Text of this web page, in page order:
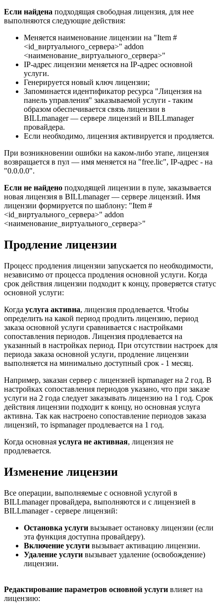
Если найдена подходящая свободная лицензия, для нее
выполняются следующие действия:
Меняется наименование лицензии на "Item #
<id виртуального_сервера>" addon
<наименование_виртуального_сервера>"
IP-адрес лицензии меняется на IP-адрес основной
услуги.
Генерируется новый ключ лицензии;
Запоминается идентификатор ресурса "Лицензия на
панель управления" заказываемой услуги - таким
образом обеспечивается связь лицензии в
BILLmanager — сервере лицензий и BILLmanager
провайдера.
Если необходимо, лицензия активируется и продляется.
При возникновении ошибки на каком-либо этапе, лицензия
возвращается в пул — имя меняется на "free.lic", IP-адрес - на
"0.0.0.0".
Если не найдено подходящей лицензии в пуле, заказывается
новая лицензия в BILLmanager — сервере лицензий. Имя
лицензии формируется по шаблону: "Item #
<id виртуального_сервера>" addon
<наименование_виртуального_сервера>"
Продление лицензии
Процесс продления лицензии запускается по необходимости,
независимо от процесса продления основной услуги. Когда
срок действия лицензии подходит к концу, проверяется статус
основной услуги:
Когда услуга активна, лицензия продлевается. Чтобы
определить на какой период продлить лицензию, период
заказа основной услуги сравнивается с настройками
сопоставления периодов. Лицензия продлевается на
указанный в настройках период. При отсутствии настроек для
периода заказа основной услуги, продление лицензии
выполняется на минимально доступный срок - 1 месяц.
Например, заказан сервер с лицензией ispmanager на 2 год. В
настройках сопоставления периодов указано, что при заказе
услуги на 2 года следует заказывать лицензию на 1 год. Срок
действия лицензии подходит к концу, но основная услуга
активна. Так как настроено сопоставление периодов заказа
лицензий, то ispmanager продлевается на 1 год.
Когда основная услуга не активная, лицензия не
продлевается.
Изменение лицензии
Все операции, выполняемые с основной услугой в
BILLmanager провайдера, выполняются и с лицензией в
BILLmanager - сервере лицензий:
Остановка услуги вызывает остановку лицензии (если
эта функция доступна провайдеру).
Включение услуги вызывает активацию лицензии.
Удаление услуги вызывает удаление (освобождение)
лицензии.
Редактирование параметров основной услуги влияет на
лицензию: